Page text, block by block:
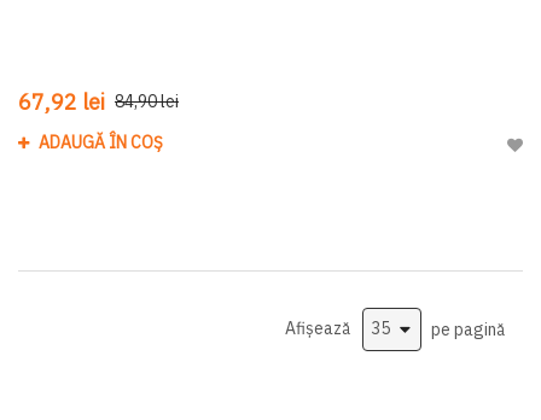
67,92 lei 84,90 lei
ADAUGĂ ÎN COȘ
Afișează pe pagină